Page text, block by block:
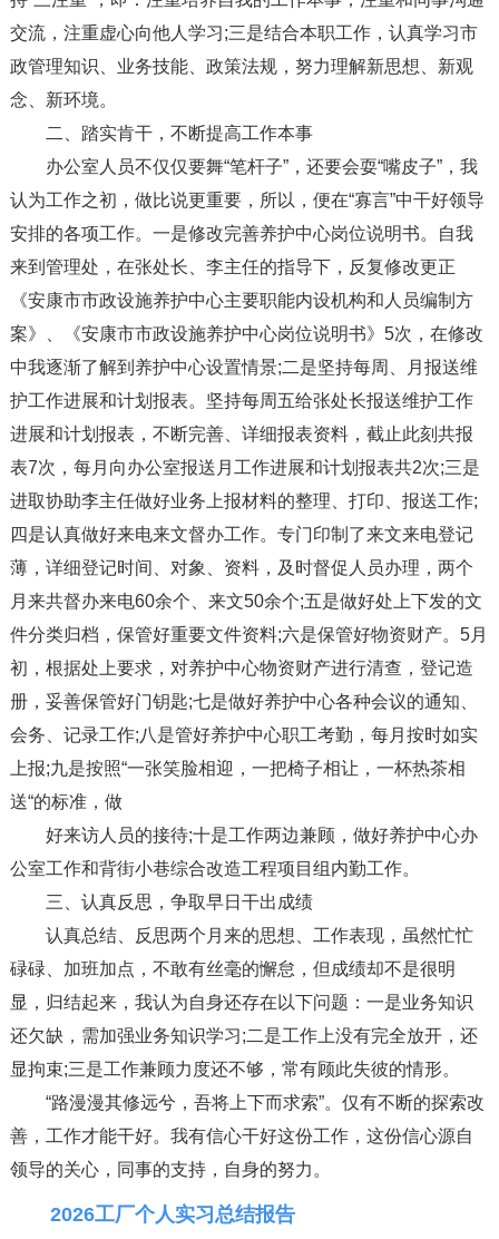
交流，注重虚心向他人学习;三是结合本职工作，认真学习市
政管理知识、业务技能、政策法规，努力理解新思想、新观
念、新环境。
二、踏实肯干，不断提高工作本事
办公室人员不仅仅要舞“笔杆子”，还要会耍“嘴皮子”，我
认为工作之初，做比说更重要，所以，便在“寡言”中干好领导
安排的各项工作。一是修改完善养护中心岗位说明书。自我
来到管理处，在张处长、李主任的指导下，反复修改更正
《安康市市政设施养护中心主要职能内设机构和人员编制方
案》、《安康市市政设施养护中心岗位说明书》5次，在修改
中我逐渐了解到养护中心设置情景;二是坚持每周、月报送维
护工作进展和计划报表。坚持每周五给张处长报送维护工作
进展和计划报表，不断完善、详细报表资料，截止此刻共报
表7次，每月向办公室报送月工作进展和计划报表共2次;三是
进取协助李主任做好业务上报材料的整理、打印、报送工作;
四是认真做好来电来文督办工作。专门印制了来文来电登记
薄，详细登记时间、对象、资料，及时督促人员办理，两个
月来共督办来电60余个、来文50余个;五是做好处上下发的文
件分类归档，保管好重要文件资料;六是保管好物资财产。5月
初，根据处上要求，对养护中心物资财产进行清查，登记造
册，妥善保管好门钥匙;七是做好养护中心各种会议的通知、
会务、记录工作;八是管好养护中心职工考勤，每月按时如实
上报;九是按照“一张笑脸相迎，一把椅子相让，一杯热茶相
送“的标准，做
好来访人员的接待;十是工作两边兼顾，做好养护中心办
公室工作和背街小巷综合改造工程项目组内勤工作。
三、认真反思，争取早日干出成绩
认真总结、反思两个月来的思想、工作表现，虽然忙忙
碌碌、加班加点，不敢有丝毫的懈怠，但成绩却不是很明
显，归结起来，我认为自身还存在以下问题：一是业务知识
还欠缺，需加强业务知识学习;二是工作上没有完全放开，还
显拘束;三是工作兼顾力度还不够，常有顾此失彼的情形。
“路漫漫其修远兮，吾将上下而求索”。仅有不断的探索改
善，工作才能干好。我有信心干好这份工作，这份信心源自
领导的关心，同事的支持，自身的努力。
2026工厂个人实习总结报告